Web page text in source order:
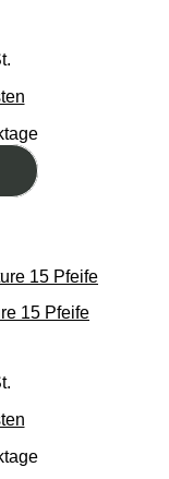
15 Pfeife